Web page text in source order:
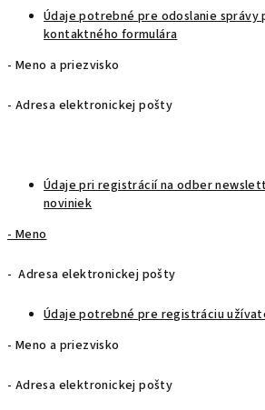
Údaje potrebné pre odoslanie
kontaktného formulára
- Meno a priezvisko
- Adresa elektronickej pošty
Údaje pri registrácií na odber
noviniek
- Meno
- Adresa elektronickej pošty
Údaje potrebné pre registráciu
- Meno a priezvisko
- Adresa elektronickej pošty